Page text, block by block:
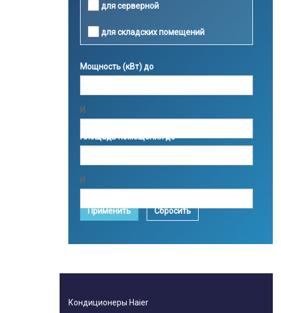
для серверной
для складских помещений
Мощность (кВт) до
И
Площадь помещения до
И
Применить Сбросить
Кондиционеры Haier